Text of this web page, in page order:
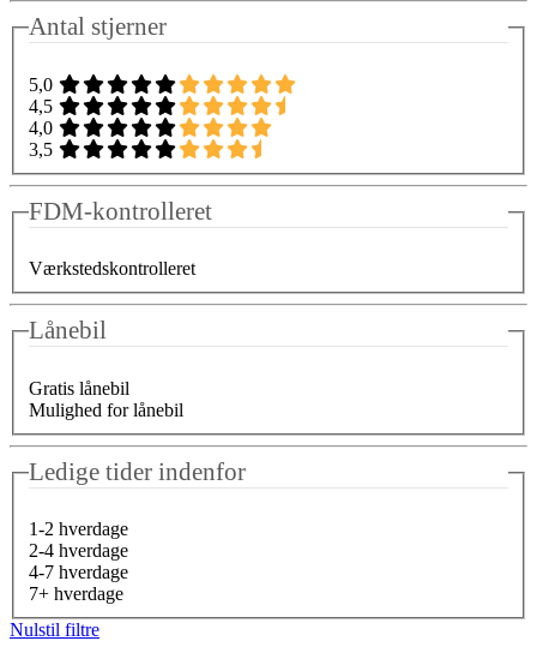
Antal stjerner
5,0
4,5
4,0
3,5
FDM-kontrolleret
Værkstedskontrolleret
Lånebil
Gratis lånebil
Mulighed for lånebil
Ledige tider indenfor
1-2 hverdage
2-4 hverdage
4-7 hverdage
7+ hverdage
Nulstil filtre